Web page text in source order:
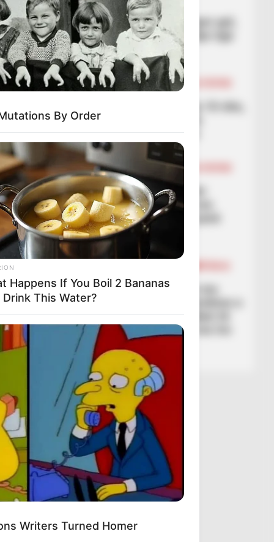
VIDEO/ Getafe hesht
“Bernabeun” me një super gol,
Reali largohet me humbje nga
stadiumi
March 2, 2026 Sport Ekspres
BALLINA BALLINA STATIKE
BOTA STATIKE
FUTBOLL BOTA SERIE A
klubeve të Serisë A u ka
humbur vlera e fanellës
March 2, 2026 Sport Ekspres
BALLINA BALLINA STATIKE
BOTA STATIKE
KOMBËTARET
Nagelsmani befason, për
Botërorin: Lojtarët kyç me
ekipet e tyre nuk do të jenë
titullarë me ne
March 2, 2026
“Kështu Shqipëria fiton me
Poloninë”! Ideja e guximshme e
Vasil Rucit: Kristjan Asllani të
lihet në stol, të luajmë me tre
shkatërrues
March 2, 2026 Sport Ekspres
By Order
Happens If You Boil 2 Bananas
Drink This Water?
Writers Turned Homer